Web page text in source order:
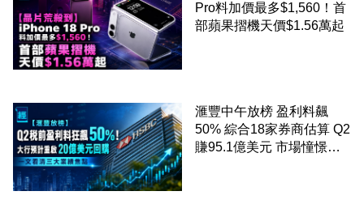
Pro料加價最多$1,560！首
部蘋果摺機天價$1.56萬起
滙豐中午放榜 盈利料飆
50% 綜合18家券商估算 Q2
賺95.1億美元 市場憧憬重